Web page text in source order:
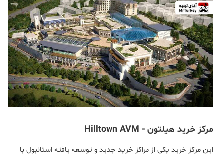
مرکز خرید هیلتون - Hilltown AVM
این مرکز خرید یکی از مراکز خرید جدید و توسعه یافته استانبول با